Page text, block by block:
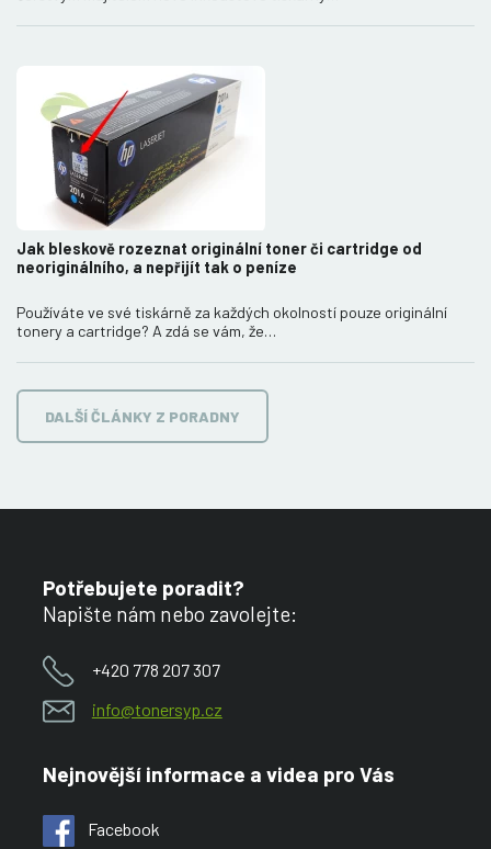
Jak bleskově rozeznat originální toner či cartridge od
neoriginálního, a nepřijít tak o peníze
Používáte ve své tiskárně za každých okolností pouze originální
tonery a cartridge? A zdá se vám, že…
DALŠÍ ČLÁNKY Z PORADNY
Potřebujete poradit?
Napište nám nebo zavolejte:
+420 778 207 307
info@tonersyp.cz
Nejnovější informace a videa pro Vás
Facebook